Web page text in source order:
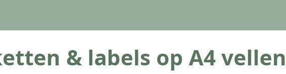
& labels op A4 vellen